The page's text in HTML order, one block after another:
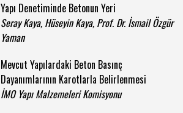
Yapı Denetiminde Betonun Yeri
Seray Kaya, Hüseyin Kaya, Prof. Dr. İsmail Özgür
Yaman
Mevcut Yapılardaki Beton Basınç
Dayanımlarının Karotlarla Belirlenmesi
İMO Yapı Malzemeleri Komisyonu